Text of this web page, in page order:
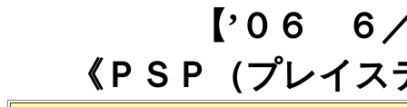
【’０６ ６
《ＰＳＰ（プレイ